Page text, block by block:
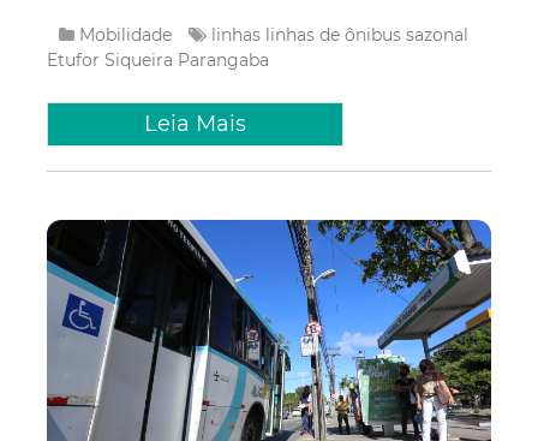
Mobilidade linhas linhas de ônibus sazonal
Etufor Siqueira Parangaba
Leia Mais